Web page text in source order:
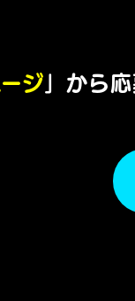
ジ 」から